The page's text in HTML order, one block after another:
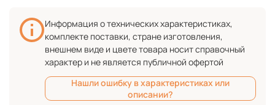
Информация о технических характеристиках,
комплекте поставки, стране изготовления,
внешнем виде и цвете товара носит справочный
характер и не является публичной офертой
Нашли ошибку в характеристиках или
описании?